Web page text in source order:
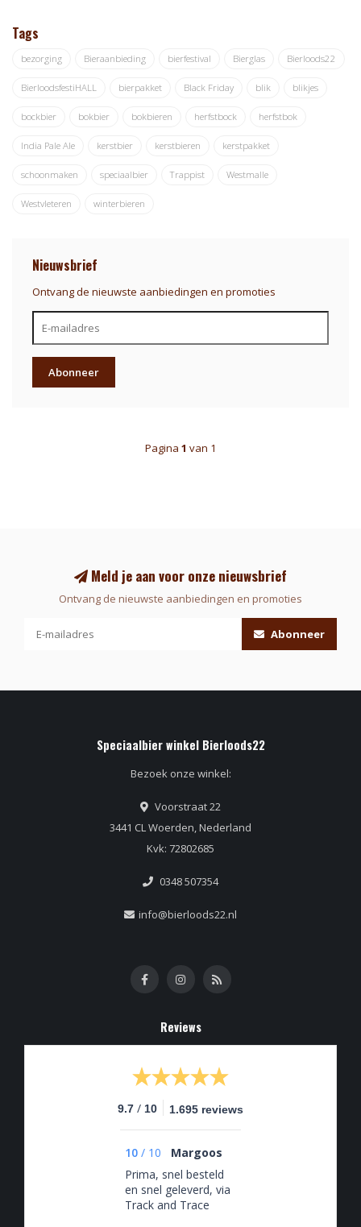
Tags
bezorging Bieraanbieding bierfestival Bierglas Bierloods22
BierloodsfestiHALL bierpakket Black Friday blik blikjes
bockbier bokbier bokbieren herfstbock herfstbok
India Pale Ale kerstbier kerstbieren kerstpakket
schoonmaken speciaalbier Trappist Westmalle
Westvleteren winterbieren
Nieuwsbrief
Ontvang de nieuwste aanbiedingen en promoties
Abonneer
Pagina 1 van 1
Meld je aan voor onze nieuwsbrief
Ontvang de nieuwste aanbiedingen en promoties
Abonneer
Speciaalbier winkel Bierloods22
Bezoek onze winkel:
Voorstraat 22
3441 CL Woerden, Nederland
Kvk: 72802685
0348 507354
info@bierloods22.nl
Reviews
9.7 / 10 1.695 reviews
10 / 10
Margoos
Prima, snel besteld
en snel geleverd, via
Track and Trace